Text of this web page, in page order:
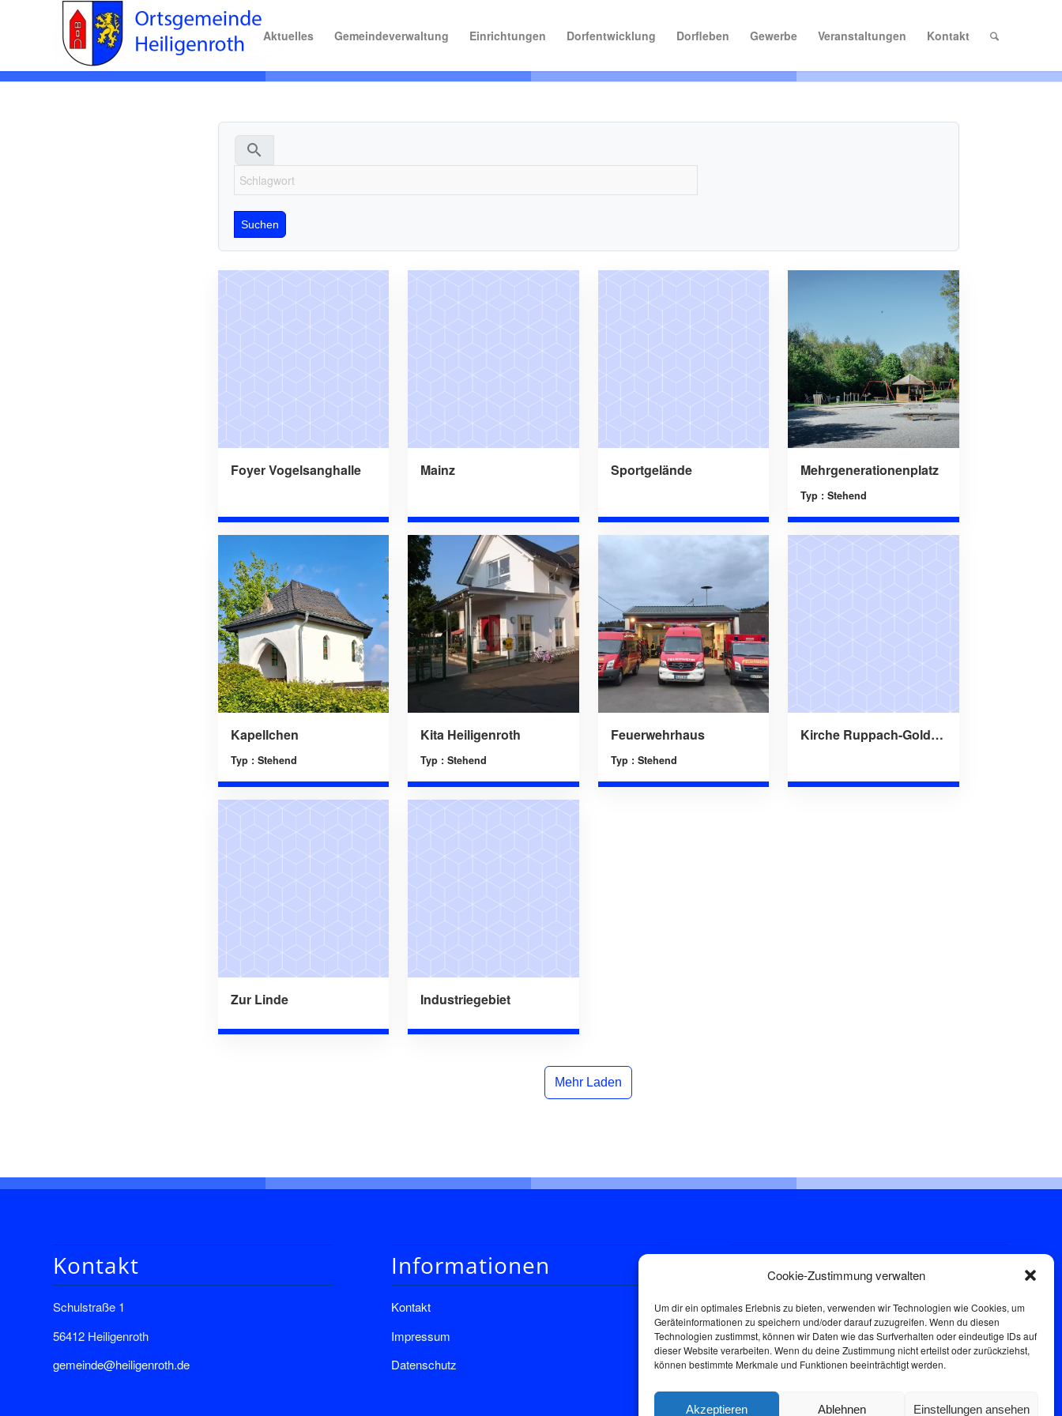
Cookie-Zustimmung verwalten
Um dir ein optimales Erlebnis zu bieten, verwenden wir Technologien wie Cookies, um
Geräteinformationen zu speichern und/oder darauf zuzugreifen. Wenn du diesen
Technologien zustimmst, können wir Daten wie das Surfverhalten oder eindeutige IDs auf
dieser Website verarbeiten. Wenn du deine Zustimmung nicht erteilst oder zurückziehst,
können bestimmte Merkmale und Funktionen beeinträchtigt werden.
Akzeptieren Ablehnen Einstellungen ansehen
Aktuelles Gemeindeverwaltung Einrichtungen Dorfentwicklung Dorfleben Gewerbe Veranstaltungen Kontakt
search
Foyer Vogelsanghalle Mainz Sportgelände Mehrgenerationenplatz
Typ : Stehend
Kapellchen
Typ : Stehend
Kita Heiligenroth
Typ : Stehend
Feuerwehrhaus
Typ : Stehend
Kirche Ruppach-Goldhausen
Zur Linde Industriegebiet
Mehr Laden
Kontakt
Schulstraße 1
56412 Heiligenroth
gemeinde@heiligenroth.de
Informationen
Kontakt
Impressum
Datenschutz
Sprechstunde
Donnerstags: 17:00-18:30